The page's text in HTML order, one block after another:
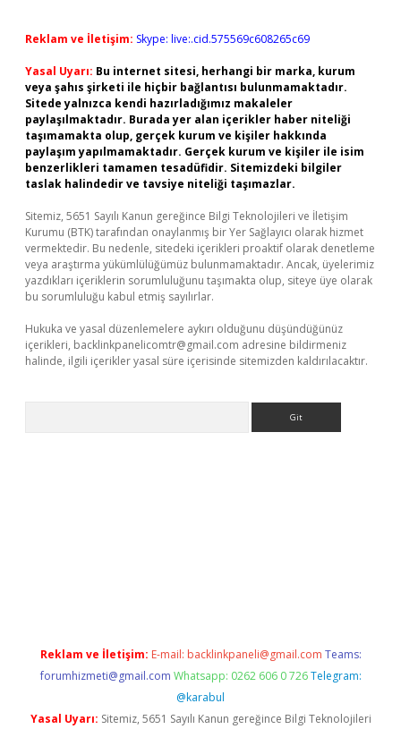
Reklam ve İletişim: Skype: live:.cid.575569c608265c69
Yasal Uyarı: Bu internet sitesi, herhangi bir marka, kurum
veya şahıs şirketi ile hiçbir bağlantısı bulunmamaktadır.
Sitede yalnızca kendi hazırladığımız makaleler
paylaşılmaktadır. Burada yer alan içerikler haber niteliği
taşımamakta olup, gerçek kurum ve kişiler hakkında
paylaşım yapılmamaktadır. Gerçek kurum ve kişiler ile isim
benzerlikleri tamamen tesadüfidir. Sitemizdeki bilgiler
taslak halindedir ve tavsiye niteliği taşımazlar.
Sitemiz, 5651 Sayılı Kanun gereğince Bilgi Teknolojileri ve İletişim
Kurumu (BTK) tarafından onaylanmış bir Yer Sağlayıcı olarak hizmet
vermektedir. Bu nedenle, sitedeki içerikleri proaktif olarak denetleme
veya araştırma yükümlülüğümüz bulunmamaktadır. Ancak, üyelerimiz
yazdıkları içeriklerin sorumluluğunu taşımakta olup, siteye üye olarak
bu sorumluluğu kabul etmiş sayılırlar.
Hukuka ve yasal düzenlemelere aykırı olduğunu düşündüğünüz
içerikleri, backlinkpanelicomtr@gmail.com adresine bildirmeniz
halinde, ilgili içerikler yasal süre içerisinde sitemizden kaldırılacaktır.
Reklam ve İletişim: E-mail: backlinkpaneli@gmail.com Teams:
forumhizmeti@gmail.com Whatsapp: 0262 606 0 726 Telegram:
@karabul
Yasal Uyarı: Sitemiz, 5651 Sayılı Kanun gereğince Bilgi Teknolojileri